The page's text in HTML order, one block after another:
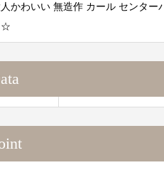
かわいい 無造作 カール センター
☆